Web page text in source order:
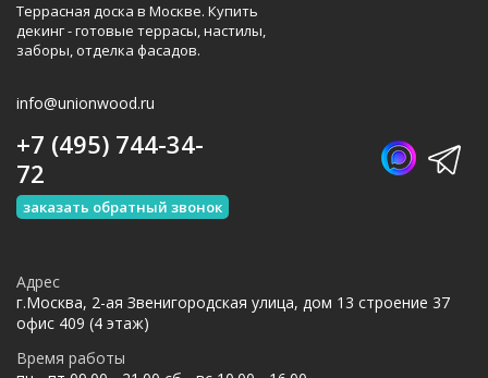
Террасная доска в Москве. Купить
декинг - готовые террасы, настилы,
заборы, отделка фасадов.
info@unionwood.ru
+7 (495) 744-34-
72
заказать обратный звонок
Адрес
г.Москва, 2-ая Звенигородская улица, дом 13 строение 37
офис 409 (4 этаж)
Время работы